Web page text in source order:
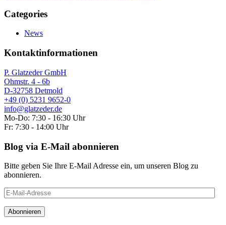
Categories
News
Kontaktinformationen
P. Glatzeder GmbH
Ohmstr. 4 - 6b
D-32758 Detmold
+49 (0) 5231 9652-0
info@glatzeder.de
Mo-Do: 7:30 - 16:30 Uhr
Fr: 7:30 - 14:00 Uhr
Blog via E-Mail abonnieren
Bitte geben Sie Ihre E-Mail Adresse ein, um unseren Blog zu
abonnieren.
E-
Mail-
Adresse
Abonnieren